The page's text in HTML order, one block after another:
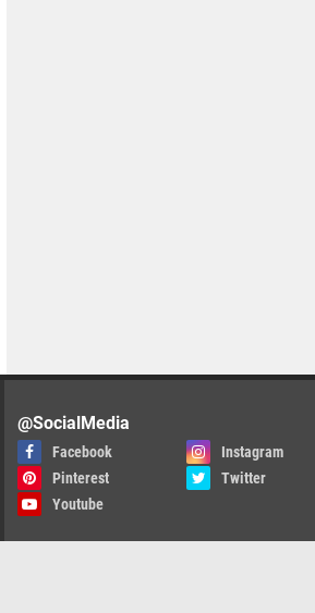
@SocialMedia
Facebook
Instagram
Pinterest
Twitter
Youtube